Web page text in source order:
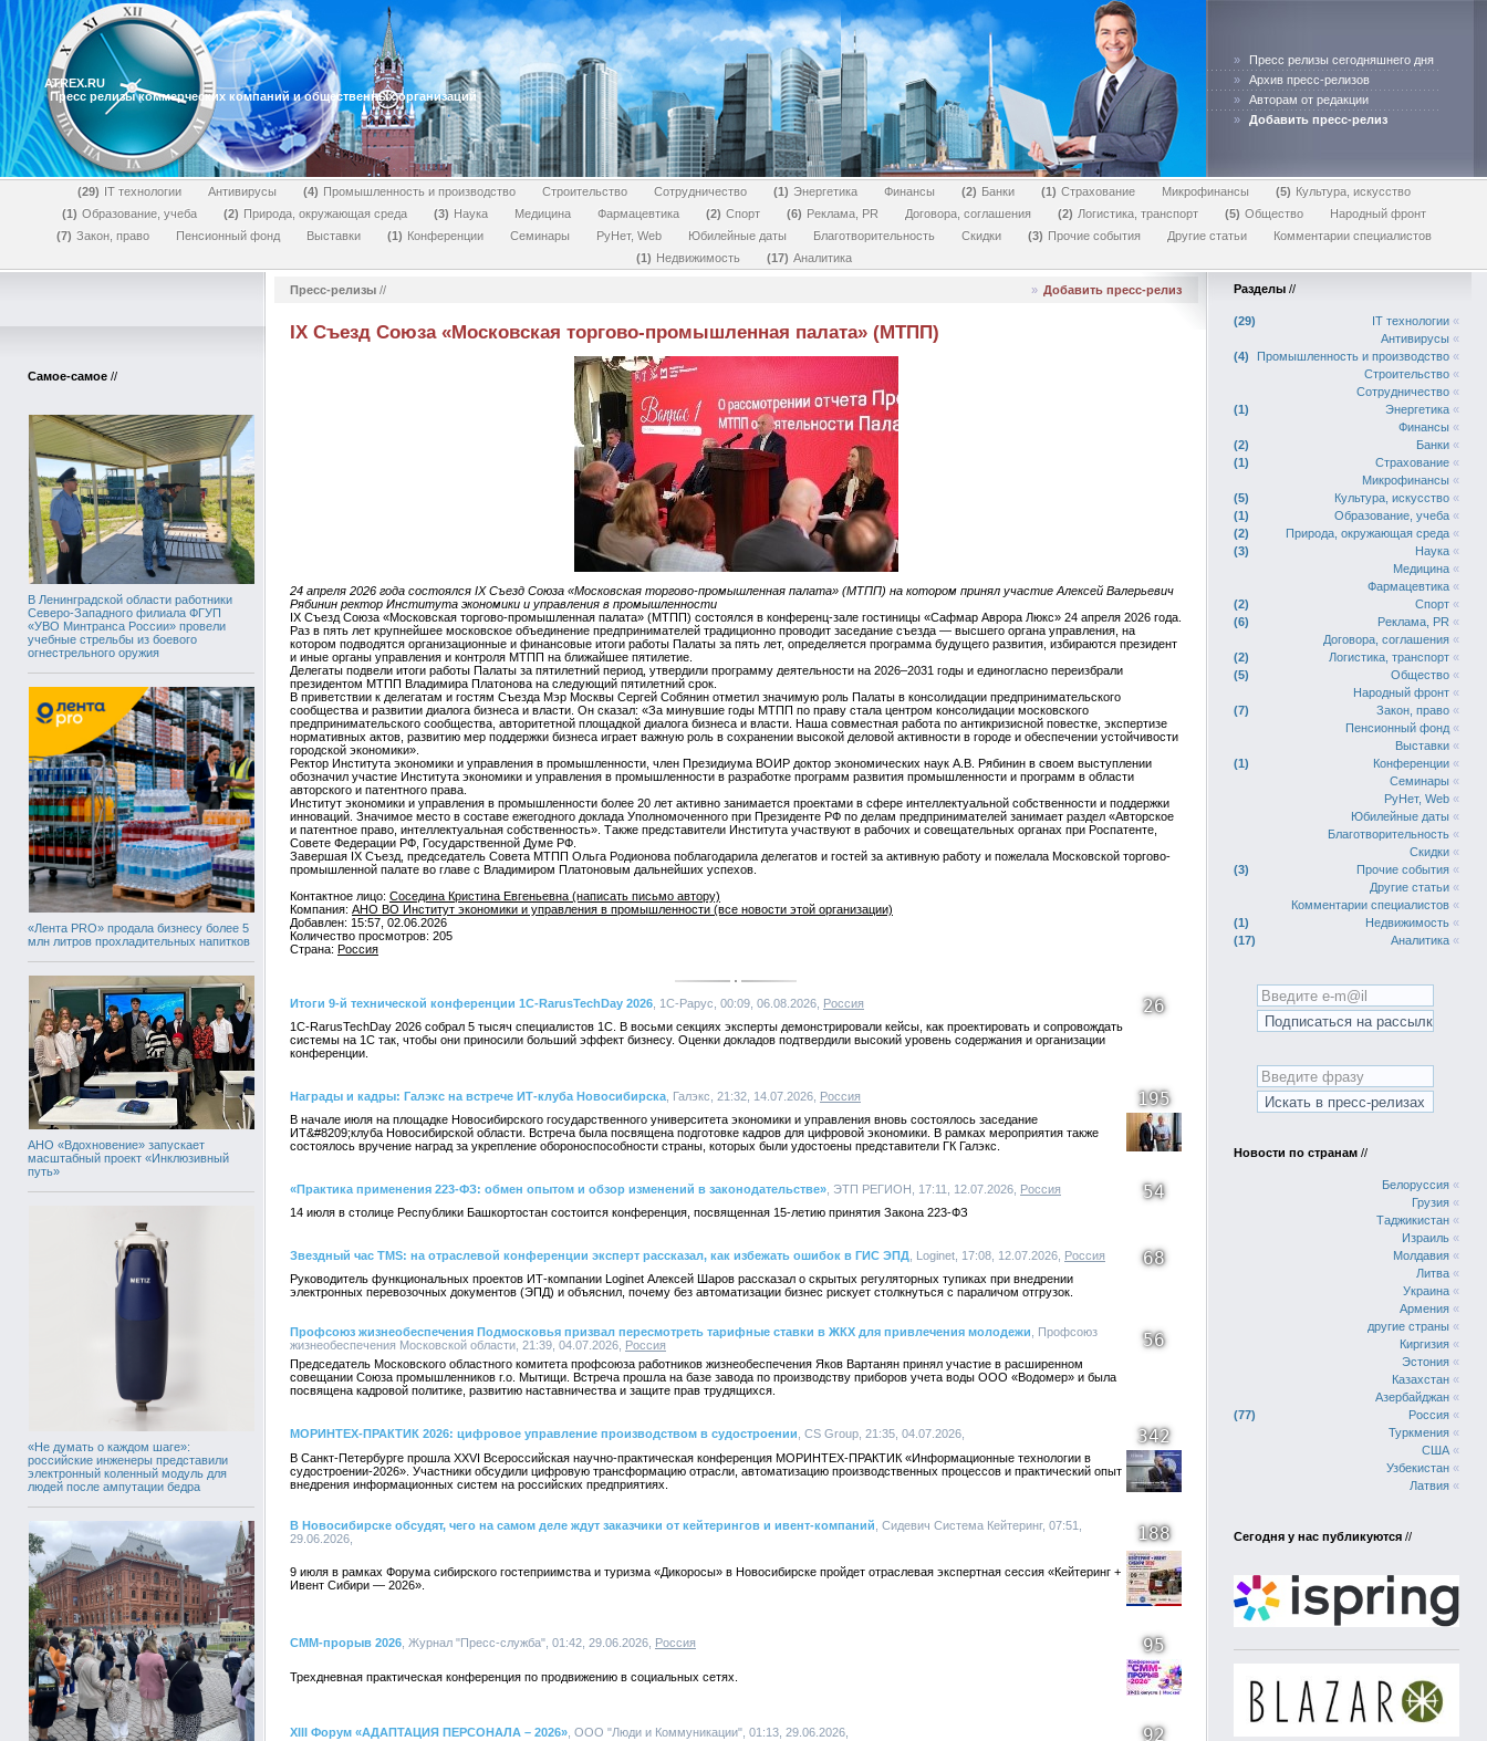
ATREX.RU
Пресс релизы коммерческих компаний и общественных организаций
»
Пресс релизы сегодняшнего дня
»
Архив пресс-релизов
»
Авторам от редакции
»
Добавить пресс-релиз
29 IT технологии Антивирусы 4 Промышленность и производство Строительство Сотрудничество 1 Энергетика Финансы 2 Банки 1 Страхование Микрофинансы 5
Культура, искусство
1
Образование, учеба 2 Природа, окружающая среда 3 Наука Медицина Фармацевтика 2 Спорт 6 Реклама, PR Договора, соглашения 2 Логистика, транспорт 5 Общество
Народный фронт
7
Закон, право Пенсионный фонд Выставки 1 Конференции Семинары РуНет, Web Юбилейные даты Благотворительность Скидки 3 Прочие события Другие статьи
Комментарии специалистов
1
Недвижимость 17 Аналитика
Самое-самое //
В Ленинградской области работники
Северо-Западного филиала ФГУП
«УВО Минтранса России» провели
учебные стрельбы из боевого
огнестрельного оружия
«Лента PRO» продала бизнесу более 5
млн литров прохладительных напитков
АНО «Вдохновение» запускает
масштабный проект «Инклюзивный
путь»
«Не думать о каждом шаге»:
российские инженеры представили
электронный коленный модуль для
людей после ампутации бедра
Пресс-релизы // » Добавить пресс-релиз
IX Съезд Союза «Московская торгово-промышленная палата» (МТПП)
24 апреля 2026 года состоялся IX Съезд Союза «Московская торгово-промышленная палата» (МТПП) на котором принял участие Алексей Валерьевич
Рябинин ректор Института экономики и управления в промышленности
IX Съезд Союза «Московская торгово-промышленная палата» (МТПП) состоялся в конференц-зале гостиницы «Сафмар Аврора Люкс» 24 апреля 2026 года.
Раз в пять лет крупнейшее московское объединение предпринимателей традиционно проводит заседание съезда — высшего органа управления, на
котором подводятся организационные и финансовые итоги работы Палаты за пять лет, определяется программа будущего развития, избираются президент
и иные органы управления и контроля МТПП на ближайшее пятилетие.
Делегаты подвели итоги работы Палаты за пятилетний период, утвердили программу деятельности на 2026–2031 годы и единогласно переизбрали
президентом МТПП Владимира Платонова на следующий пятилетний срок.
В приветствии к делегатам и гостям Съезда Мэр Москвы Сергей Собянин отметил значимую роль Палаты в консолидации предпринимательского
сообщества и развитии диалога бизнеса и власти. Он сказал: «За минувшие годы МТПП по праву стала центром консолидации московского
предпринимательского сообщества, авторитетной площадкой диалога бизнеса и власти. Наша совместная работа по антикризисной повестке, экспертизе
нормативных актов, развитию мер поддержки бизнеса играет важную роль в сохранении высокой деловой активности в городе и обеспечении устойчивости
городской экономики».
Ректор Института экономики и управления в промышленности, член Президиума ВОИР доктор экономических наук А.В. Рябинин в своем выступлении
обозначил участие Института экономики и управления в промышленности в разработке программ развития промышленности и программ в области
авторского и патентного права.
Институт экономики и управления в промышленности более 20 лет активно занимается проектами в сфере интеллектуальной собственности и поддержки
инноваций. Значимое место в составе ежегодного доклада Уполномоченного при Президенте РФ по делам предпринимателей занимает раздел «Авторское
и патентное право, интеллектуальная собственность». Также представители Института участвуют в рабочих и совещательных органах при Роспатенте,
Совете Федерации РФ, Государственной Думе РФ.
Завершая IX Съезд, председатель Совета МТПП Ольга Родионова поблагодарила делегатов и гостей за активную работу и пожелала Московской торгово-
промышленной палате во главе с Владимиром Платоновым дальнейших успехов.
Контактное лицо: Соседина Кристина Евгеньевна (написать письмо автору)
Компания: АНО ВО Институт экономики и управления в промышленности (все новости этой организации)
Добавлен: 15:57, 02.06.2026
Количество просмотров: 205
Страна: Россия
Итоги 9-й технической конференции 1C-RarusTechDay 2026 , 1С-Рарус, 00:09, 06.08.2026, Россия 26
1C-RarusTechDay 2026 собрал 5 тысяч специалистов 1С. В восьми секциях эксперты демонстрировали кейсы, как проектировать и сопровождать
системы на 1С так, чтобы они приносили больший эффект бизнесу. Оценки докладов подтвердили высокий уровень содержания и организации
конференции.
Награды и кадры: Галэкс на встрече ИТ-клуба Новосибирска , Галэкс, 21:32, 14.07.2026, Россия 195
В начале июля на площадке Новосибирского государственного университета экономики и управления вновь состоялось заседание
ИТ&#8209;клуба Новосибирской области. Встреча была посвящена подготовке кадров для цифровой экономики. В рамках мероприятия также
состоялось вручение наград за укрепление обороноспособности страны, которых были удостоены представители ГК Галэкс.
«Практика применения 223-ФЗ: обмен опытом и обзор изменений в законодательстве» , ЭТП РЕГИОН, 17:11, 12.07.2026, Россия 54
14 июля в столице Республики Башкортостан состоится конференция, посвященная 15-летию принятия Закона 223-ФЗ
Звездный час TMS: на отраслевой конференции эксперт рассказал, как избежать ошибок в ГИС ЭПД , Loginet, 17:08, 12.07.2026, Россия 68
Руководитель функциональных проектов ИТ-компании Loginet Алексей Шаров рассказал о скрытых регуляторных тупиках при внедрении
электронных перевозочных документов (ЭПД) и объяснил, почему без автоматизации бизнес рискует столкнуться с параличом отгрузок.
Профсоюз жизнеобеспечения Подмосковья призвал пересмотреть тарифные ставки в ЖКХ для привлечения молодежи , Профсоюз
жизнеобеспечения Московской области, 21:39, 04.07.2026, Россия 56
Председатель Московского областного комитета профсоюза работников жизнеобеспечения Яков Вартанян принял участие в расширенном
совещании Союза промышленников г.о. Мытищи. Встреча прошла на базе завода по производству приборов учета воды ООО «Водомер» и была
посвящена кадровой политике, развитию наставничества и защите прав трудящихся.
МОРИНТЕХ-ПРАКТИК 2026: цифровое управление производством в судостроении , CS Group, 21:35, 04.07.2026, 342
В Санкт-Петербурге прошла XXVI Всероссийская научно-практическая конференция МОРИНТЕХ-ПРАКТИК «Информационные технологии в
судостроении-2026». Участники обсудили цифровую трансформацию отрасли, автоматизацию производственных процессов и практический опыт
внедрения информационных систем на российских предприятиях.
В Новосибирске обсудят, чего на самом деле ждут заказчики от кейтерингов и ивент-компаний , Сидевич Система Кейтеринг, 07:51,
29.06.2026,
188
9 июля в рамках Форума сибирского гостеприимства и туризма «Дикоросы» в Новосибирске пройдет отраслевая экспертная сессия «Кейтеринг +
Ивент Сибири — 2026».
СММ-прорыв 2026 , Журнал "Пресс-служба", 01:42, 29.06.2026, Россия 95
Трехдневная практическая конференция по продвижению в социальных сетях.
XIII Форум «АДАПТАЦИЯ ПЕРСОНАЛА – 2026» , ООО "Люди и Коммуникации", 01:13, 29.06.2026, 92
Разделы //
29 IT технологии «
Антивирусы «
4
Промышленность и производство «
Строительство «
Сотрудничество «
1
Энергетика «
Финансы «
2
Банки «
1
Страхование «
Микрофинансы «
5
Культура, искусство «
1
Образование, учеба «
2
Природа, окружающая среда «
3
Наука «
Медицина «
Фармацевтика «
2
Спорт «
6
Реклама, PR «
Договора, соглашения «
2
Логистика, транспорт «
5
Общество «
Народный фронт «
7
Закон, право «
Пенсионный фонд «
Выставки «
1
Конференции «
Семинары «
РуНет, Web «
Юбилейные даты «
Благотворительность «
Скидки «
3
Прочие события «
Другие статьи «
Комментарии специалистов «
1
Недвижимость «
17
Аналитика «
Новости по странам //
Белоруссия «
Грузия «
Таджикистан «
Израиль «
Молдавия «
Литва «
Украина «
Армения «
другие страны «
Киргизия «
Эстония «
Казахстан «
Азербайджан «
77
Россия «
Туркмения «
США «
Узбекистан «
Латвия «
Сегодня у нас публикуются //